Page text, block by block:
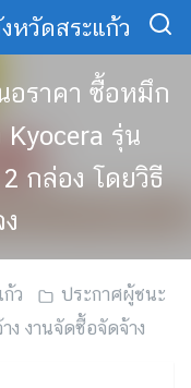
หวัดสระแก้ว
อราคา ซื้อหมึก
Kyocera รุ่น
กล่อง โดยวิธี
ว
ประกาศผู้ชนะ
ง งานจัดซื้อจัดจ้าง